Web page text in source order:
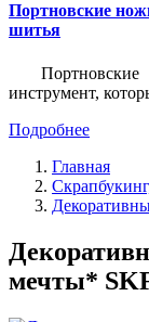
Портновские
шитья
инструмент,
Подробнее
Главная
мечты*